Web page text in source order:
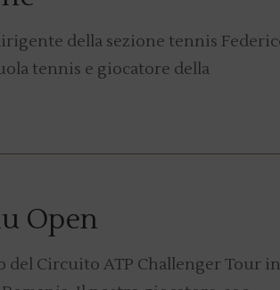
della sezione tennis
tennis e giocatore della
Open
Circuito ATP Challenger Tour